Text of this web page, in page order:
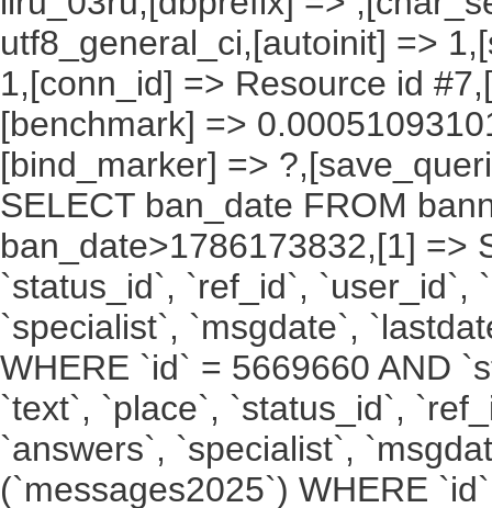
utf8_general_ci,[autoinit] =>
1,[conn_id] => Resource id
[benchmark] =>
[bind_marker] =>
SELECT ban_date FROM
ban_date>1786173832,[1] =>
`status_id`, `ref_id`, `user_id`,
`specialist`, `msgdate`,
WHERE `id` = 5669660 AND
`text`, `place`, `status_id`,
`answers`, `specialist`,
(`messages2025`) WHERE